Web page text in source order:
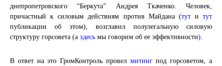
днепропетровского “Беркута” Андрея Ткаченко. Человек,
причастный к силовым действиям против Майдана (тут и тут
публикации об этом), возглавил полулегальную силовую
структуру горсовета (а здесь мы говорим об ее эффективности).
В ответ на это ГромКонтроль провел митингпод горсоветом, а